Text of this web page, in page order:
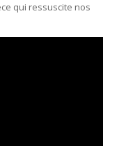
qui ressuscite nos